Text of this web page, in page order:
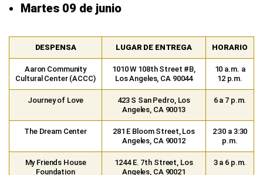
Martes 09 de junio
DESPENSA LUGAR DE ENTREGA HORARIO
Aaron Community
Cultural Center (ACCC)
1010 W 108th Street #B,
Los Angeles, CA 90044
10 a.m. a
12 p.m.
Journey of Love
423 S San Pedro, Los
Angeles, CA 90013
6 a 7 p.m.
The Dream Center
281 E Bloom Street, Los
Angeles, CA 90012
2:30 a 3:30
p.m.
My Friends House
Foundation
1244 E. 7th Street, Los
Angeles, CA 90021
3 a 6 p.m.